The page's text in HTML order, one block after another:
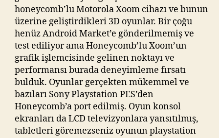
honeycomb’lu Motorola Xoom cihazı ve bunun
üzerine geliştirdikleri 3D oyunlar. Bir çoğu
henüz Android Market’e gönderilmemiş ve
test ediliyor ama Honeycomb’lu Xoom’un
grafik işlemcisinde gelinen noktayı ve
performansı burada deneyimleme fırsatı
bulduk. Oyunlar gerçekten mükemmel ve
bazıları Sony Playstation PES’den
Honeycomb’a port edilmiş. Oyun konsol
ekranları da LCD televizyonlara yansıtılmış,
tabletleri göremezseniz oyunun playstation